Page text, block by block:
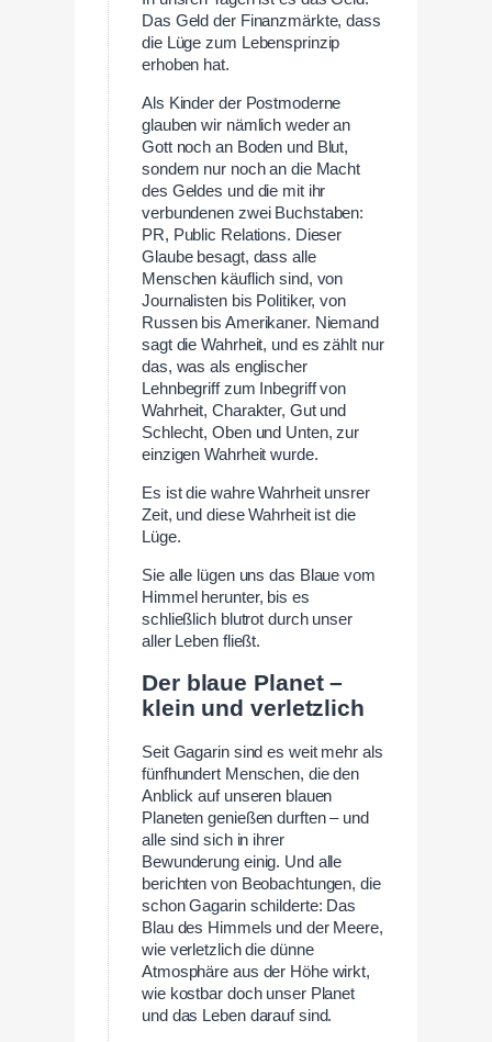
Das Geld der Finanzmärkte, dass
die Lüge zum Lebensprinzip
erhoben hat.
Als Kinder der Postmoderne
glauben wir nämlich weder an
Gott noch an Boden und Blut,
sondern nur noch an die Macht
des Geldes und die mit ihr
verbundenen zwei Buchstaben:
PR, Public Relations. Dieser
Glaube besagt, dass alle
Menschen käuflich sind, von
Journalisten bis Politiker, von
Russen bis Amerikaner. Niemand
sagt die Wahrheit, und es zählt nur
das, was als englischer
Lehnbegriff zum Inbegriff von
Wahrheit, Charakter, Gut und
Schlecht, Oben und Unten, zur
einzigen Wahrheit wurde.
Es ist die wahre Wahrheit unsrer
Zeit, und diese Wahrheit ist die
Lüge.
Sie alle lügen uns das Blaue vom
Himmel herunter, bis es
schließlich blutrot durch unser
aller Leben fließt.
Der blaue Planet –
klein und verletzlich
Seit Gagarin sind es weit mehr als
fünfhundert Menschen, die den
Anblick auf unseren blauen
Planeten genießen durften – und
alle sind sich in ihrer
Bewunderung einig. Und alle
berichten von Beobachtungen, die
schon Gagarin schilderte: Das
Blau des Himmels und der Meere,
wie verletzlich die dünne
Atmosphäre aus der Höhe wirkt,
wie kostbar doch unser Planet
und das Leben darauf sind.